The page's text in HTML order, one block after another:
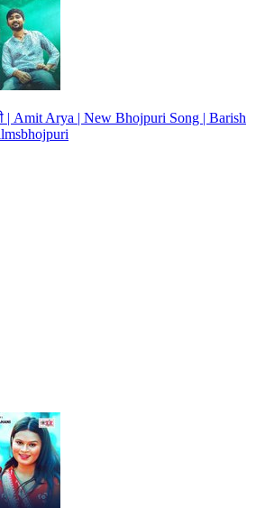
| Amit Arya | New Bhojpuri Song | Barish